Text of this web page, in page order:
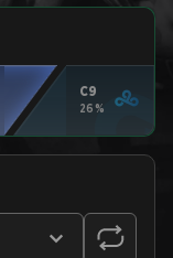
C9
26%